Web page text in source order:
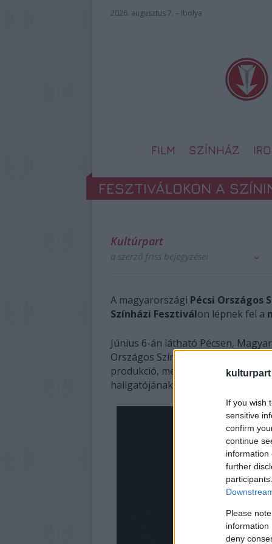
kulturpart
If you wish
sensitive
confirm
continue
information
further
Please
information
deny
2026. augusztus 7. – Ibolya
FILM SZÍNHÁZ
FESZTIVÁLOKON A
Kultúrpart
a szerző friss bejegyzései
A magyarországi Pécsi Országos
Színházi Fesztiválon lépnek fel a
Június 6-án látható Pécsen,
Országos Színházi Találkozón
produkció, mely Eugène Ionesco
hallgatójának munkája, aki